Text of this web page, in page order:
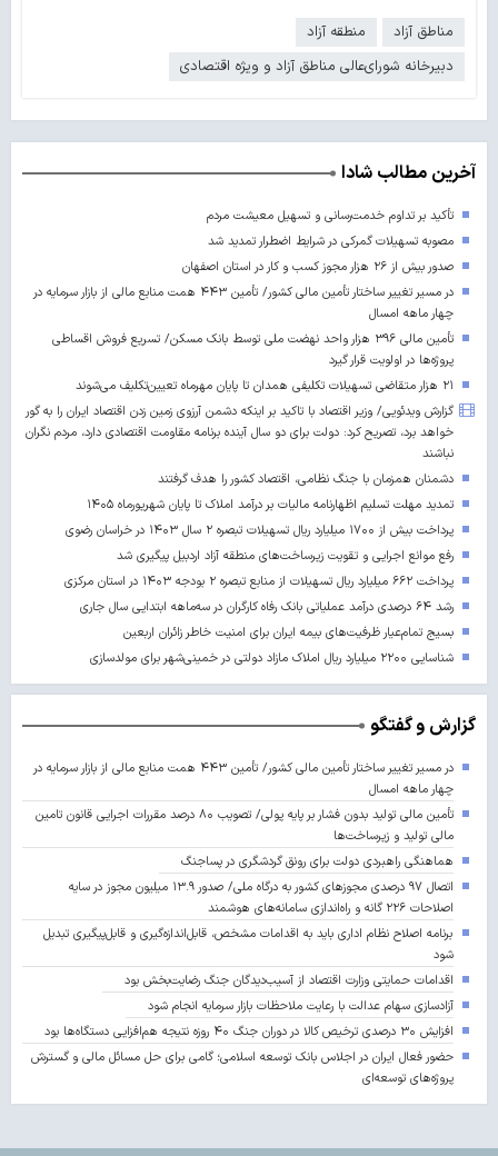
مناطق آزاد
منطقه آزاد
دبیرخانه شورای‌عالی مناطق آزاد و ویژه اقتصادی
آخرین مطالب شادا
تأکید بر تداوم خدمت‌رسانی و تسهیل معیشت مردم
مصوبه تسهیلات گمرکی در شرایط اضطرار تمدید شد
صدور بیش از ۲۶ هزار مجوز کسب‌ و کار در استان اصفهان
در مسیر تغییر ساختار تأمین مالی کشور/ تأمین ۴۴۳ همت منابع مالی از بازار سرمایه در
چهار ماهه امسال
تأمین مالی ۳۹۶ هزار واحد نهضت ملی توسط بانک مسکن/ تسریع فروش اقساطی
پروژه‌ها در اولویت قرار گیرد
۲۱ هزار متقاضی تسهیلات تکلیفی همدان تا پایان مهرماه تعیین‌تکلیف می‌شوند
گزارش ویدئویی/ وزیر اقتصاد با تاکید بر اینکه دشمن آرزوی زمین زدن اقتصاد ایران را به گور
خواهد برد، تصریح کرد: دولت برای دو سال آینده برنامه مقاومت اقتصادی دارد، مردم نگران
نباشند
دشمنان همزمان با جنگ نظامی، اقتصاد کشور را هدف گرفتند
تمدید مهلت تسلیم اظهارنامه مالیات بر درآمد املاک تا پایان شهریورماه ۱۴۰۵
پرداخت بیش از ۱۷۰۰ میلیارد ریال تسهیلات تبصره ۲ سال ۱۴۰۳ در خراسان رضوی
رفع موانع اجرایی و تقویت زیرساخت‌های منطقه آزاد اردبیل پیگیری شد
پرداخت ۶۶۲ میلیارد ریال تسهیلات از منابع تبصره ۲ بودجه ۱۴۰۳ در استان مرکزی
رشد ۶۴ درصدی درآمد عملیاتی بانک رفاه کارگران در سه‌ماهه ابتدایی سال جاری
بسیج تمام‌عیار ظرفیت‌های بیمه ایران برای امنیت خاطر زائران اربعین
شناسایی ۲۲۰۰ میلیارد ریال املاک مازاد دولتی در خمینی‌شهر برای مولدسازی
گزارش و گفتگو
در مسیر تغییر ساختار تأمین مالی کشور/ تأمین ۴۴۳ همت منابع مالی از بازار سرمایه در
چهار ماهه امسال
تأمین مالی تولید بدون فشار بر پایه پولی/ تصویب ۸۰ درصد مقررات اجرایی قانون تامین
مالی تولید و زیرساخت‌ها
هماهنگی راهبردی دولت برای رونق گردشگری در پساجنگ
اتصال ۹۷ درصدی مجوزهای کشور به درگاه ملی/ صدور ۱۳.۹ میلیون مجوز در سایه
اصلاحات ۲۲۶ گانه و راه‌اندازی سامانه‌های هوشمند
برنامه اصلاح نظام اداری باید به اقدامات مشخص، قابل‌اندازه‌گیری و قابل‌پیگیری تبدیل
شود
اقدامات حمایتی وزارت اقتصاد از آسیب‌دیدگان جنگ رضایت‌بخش بود
آزادسازی سهام عدالت با رعایت ملاحظات بازار سرمایه انجام شود
افزایش ۳۰ درصدی ترخیص کالا در دوران جنگ ۴۰ روزه نتیجه هم‌افزایی دستگاه‌ها بود
حضور فعال ایران در اجلاس بانک توسعه اسلامی؛ گامی برای حل مسائل مالی و گسترش
پروژه‌های توسعه‌ای